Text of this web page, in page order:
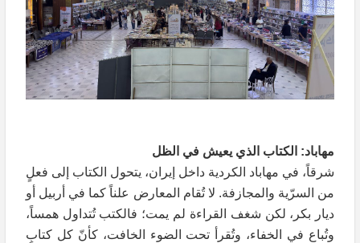
مهاباد: الكتاب الذي يعيش في الظل
شرقاً، في مهاباد الكردية داخل إيران، يتحول الكتاب إلى فعلٍ
من السرّية والمجازفة. لا تُقام المعارض علناً كما في أربيل أو
ديار بكر، لكن شغف القراءة لم يمت؛ فالكتب تُتداول همساً،
وتُباع في الخفاء، وتُقرأ تحت الضوء الخافت، كأنّ كل كتابٍ